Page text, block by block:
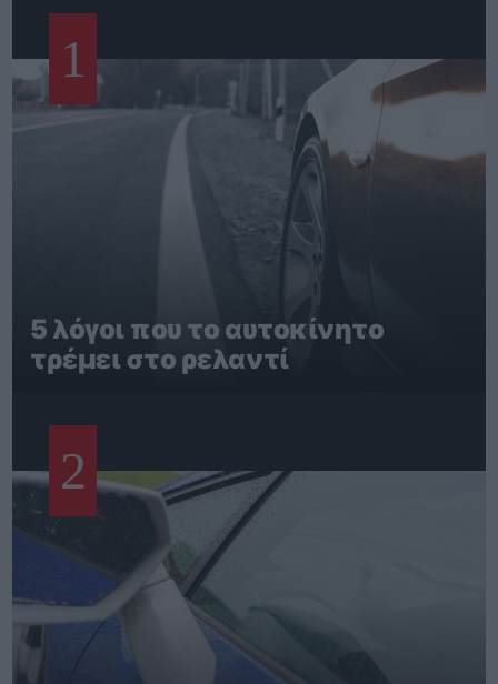
1
5 λόγοι που το αυτοκίνητο
τρέμει στο ρελαντί
2